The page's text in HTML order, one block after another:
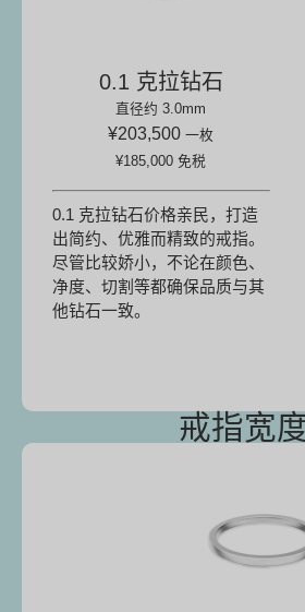
0.1 克拉钻石
直径约 3.0mm
¥203,500 一枚
¥185,000 免税
0.1 克拉钻石价格亲民，打造
出简约、优雅而精致的戒指。
尽管比较娇小，不论在颜色、
净度、切割等都确保品质与其
他钻石一致。
戒指宽